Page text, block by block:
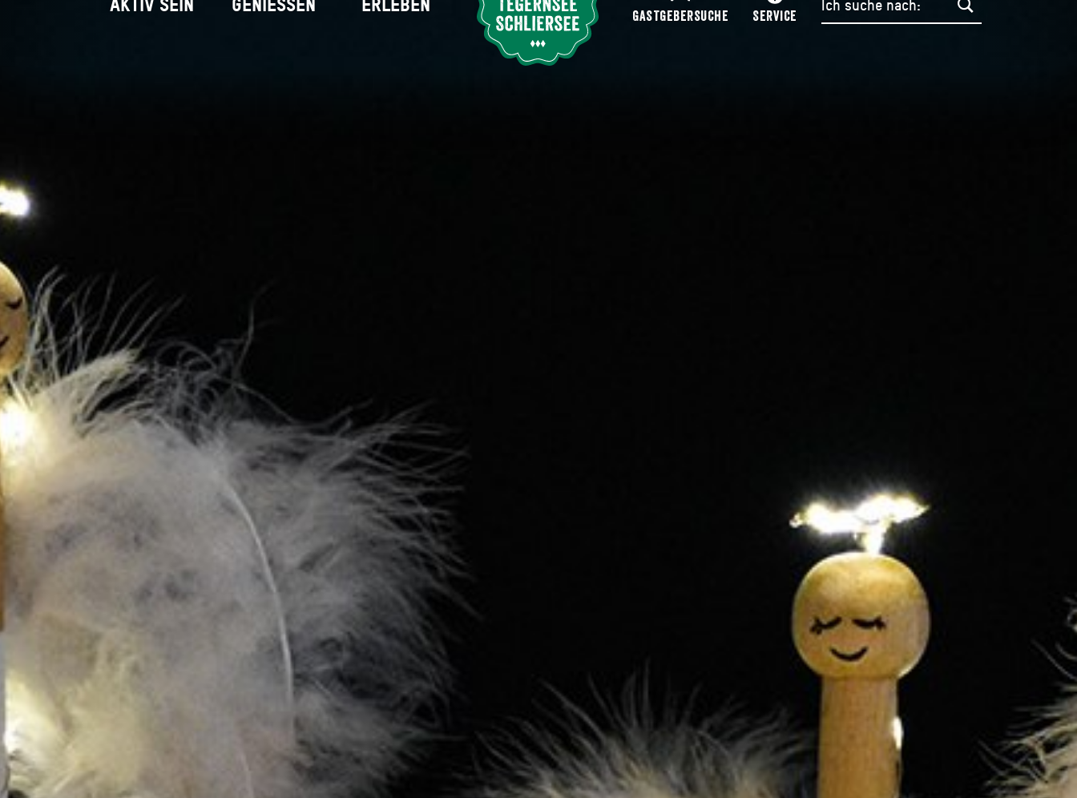
Weihnachtsdeko aus Holz von der GMS Hausham
AKTIV SEIN GENIESSEN ERLEBEN
GASTGEBERSUCHE SERVICE
Suche abschicken